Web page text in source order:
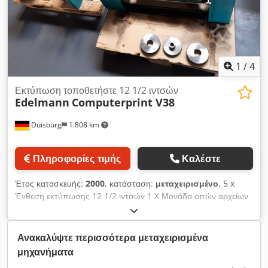
1 /4
Duisburg 1.808 km
Εκτύπωση τοποθετήστε 12 1/2 ιντσών
Edelmann Computerprint V38
Πληροφορίες τιμής Καλέστε
Έτος κατασκευής: 2000, κατάσταση: μεταχειρισμένο, 5 x
Ένθεση εκτύπωσης 12 1/2 ιντσών 1 X Μονάδα οπών αρχείων
1 x Κύλινδρος διατρήσεων Dkedpfedh Np Sex Acror
Ανακαλύψτε περισσότερα μεταχειρισμένα
μηχανήματα